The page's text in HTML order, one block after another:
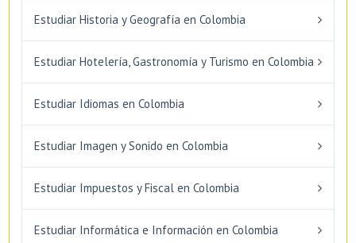
Estudiar Historia y Geografía en Colombia
Estudiar Hotelería, Gastronomía y Turismo en Colombia
Estudiar Idiomas en Colombia
Estudiar Imagen y Sonido en Colombia
Estudiar Impuestos y Fiscal en Colombia
Estudiar Informática e Información en Colombia